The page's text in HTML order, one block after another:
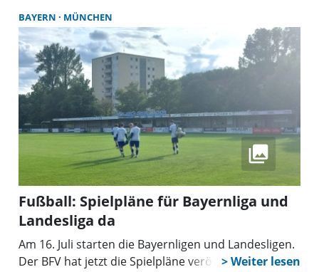
BAYERN MÜNCHEN
Fußball: Spielpläne für Bayernliga und
Landesliga da
Am 16. Juli starten die Bayernligen und Landesligen.
Der BFV hat jetzt die Spielpläne veröffentlicht.